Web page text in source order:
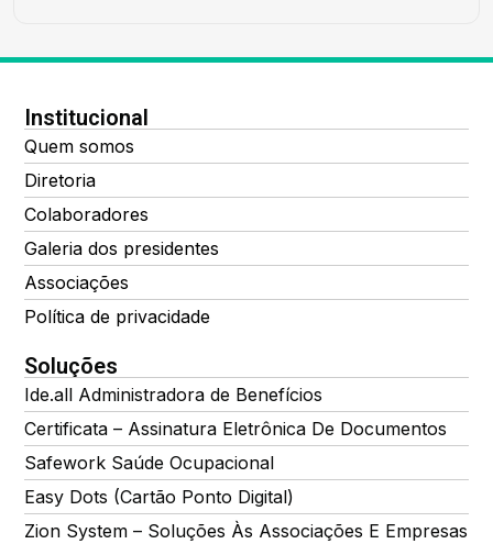
Institucional
Quem somos
Diretoria
Colaboradores
Galeria dos presidentes
Associações
Política de privacidade
Soluções
Ide.all Administradora de Benefícios
Certificata – Assinatura Eletrônica De Documentos
Safework Saúde Ocupacional
Easy Dots (Cartão Ponto Digital)
Zion System – Soluções Às Associações E Empresas